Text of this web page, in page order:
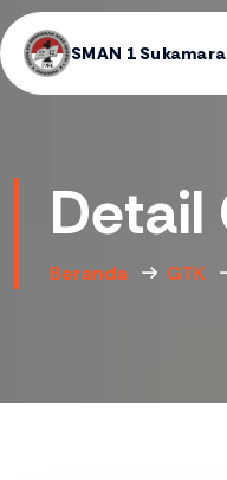
SMAN 1 Sukamara
Detail
Beranda GTK